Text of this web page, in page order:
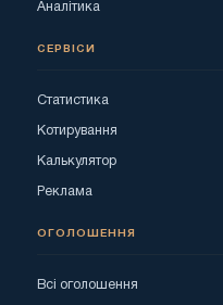
Аналітика
СЕРВІСИ
Статистика
Котирування
Калькулятор
Реклама
ОГОЛОШЕННЯ
Всі оголошення